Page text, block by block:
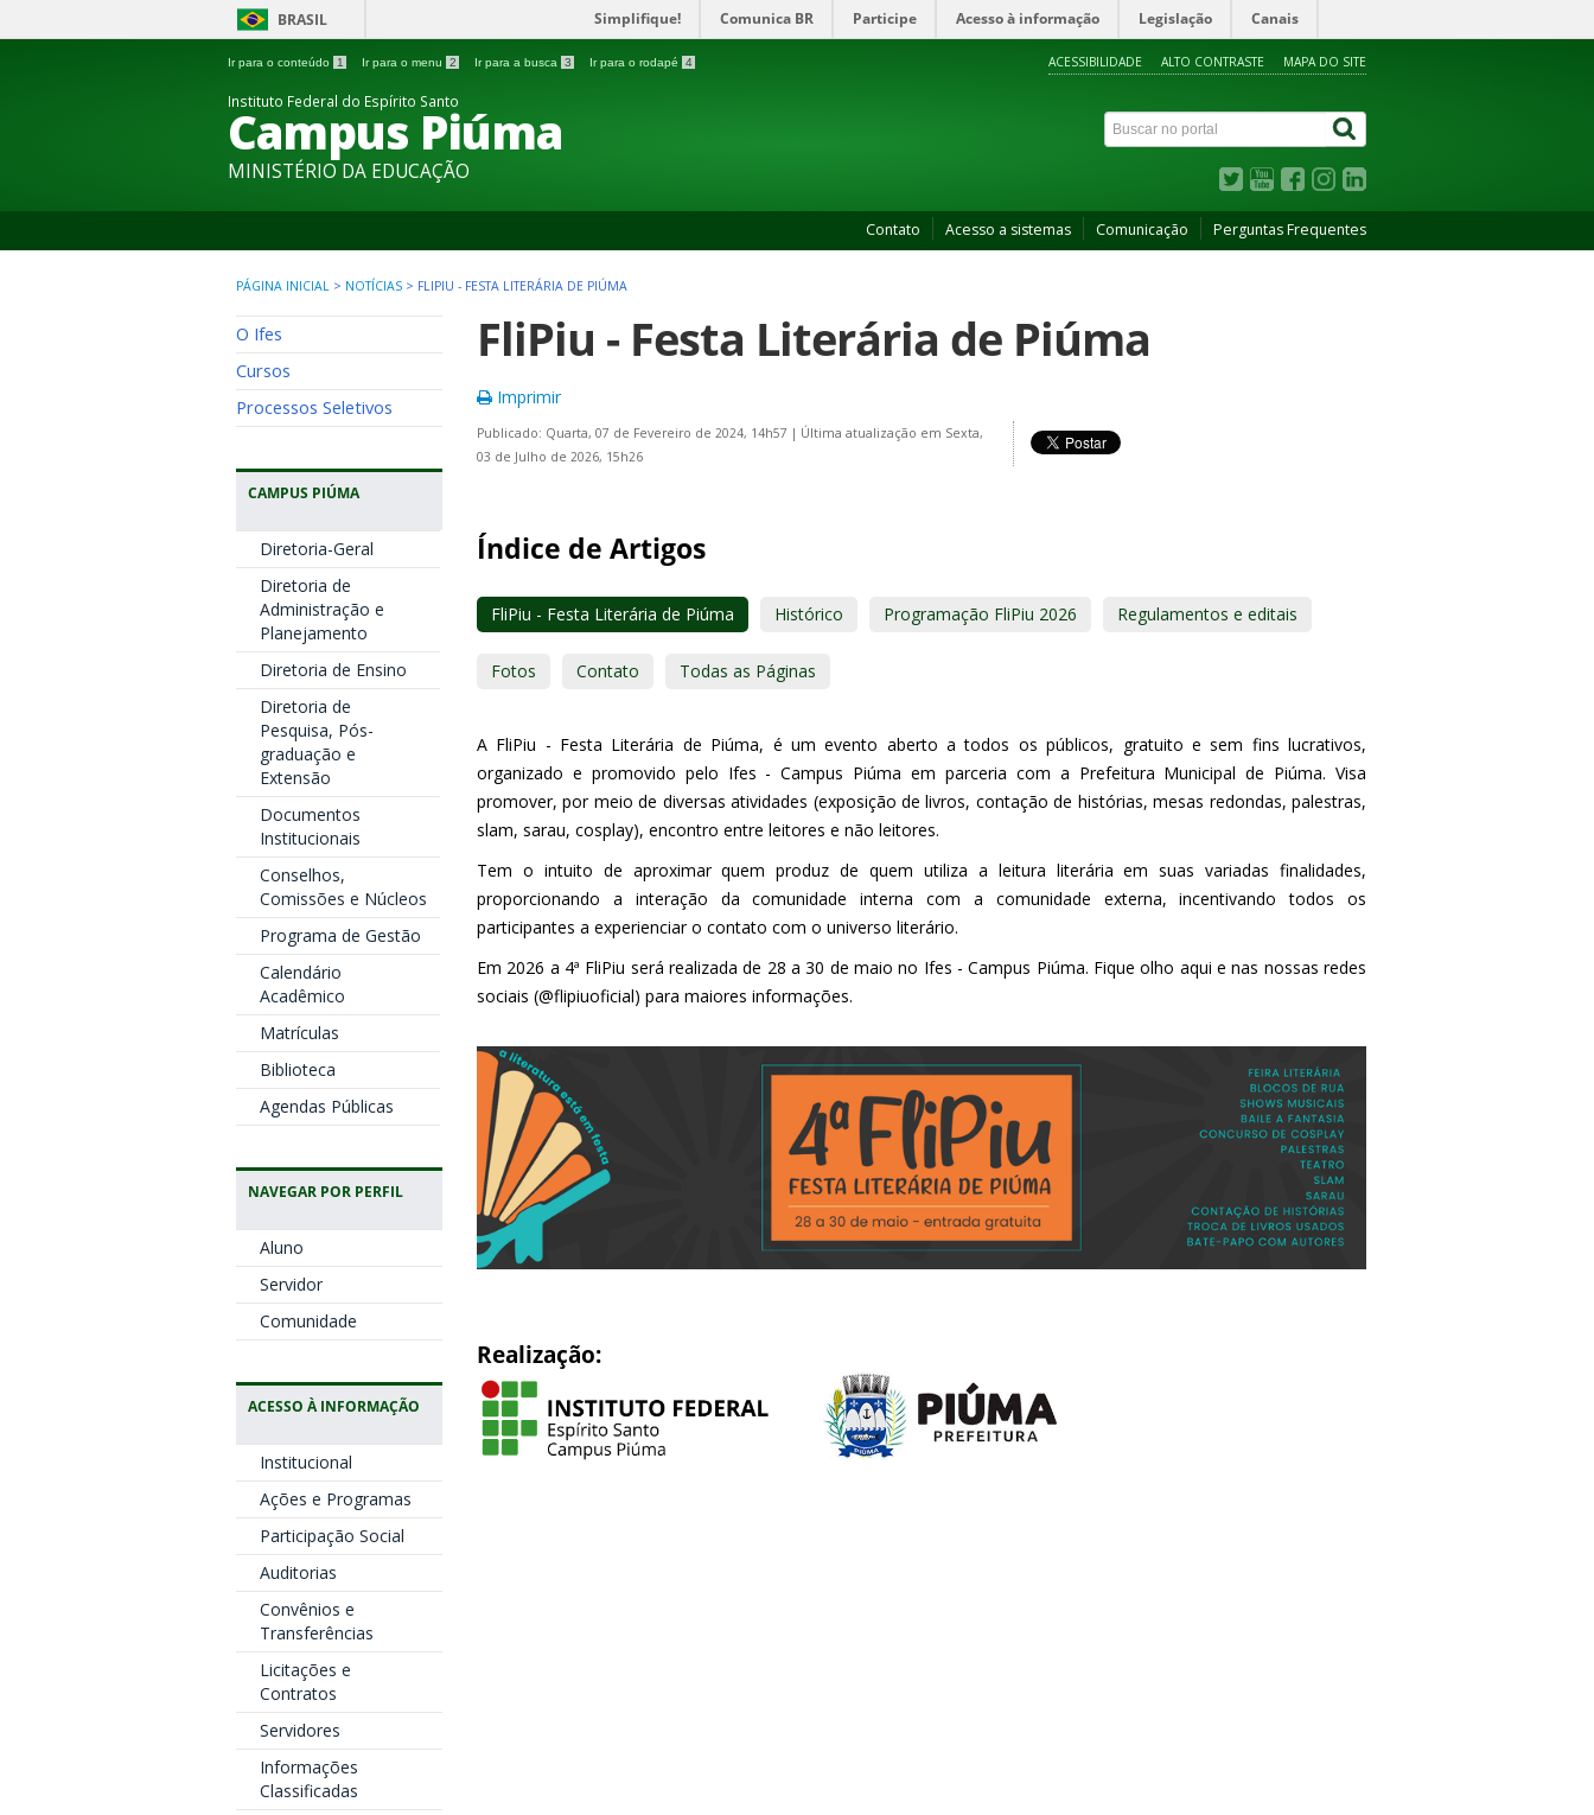
BRASIL Simplifique! Comunica BR Participe Acesso à informação Legislação Canais
Ir para o conteúdo 1 Ir para o menu 2 Ir para a busca 3 Ir para o rodapé 4 ACESSIBILIDADE ALTO CONTRASTE MAPA DO SITE
Instituto Federal do Espírito Santo
Campus Piúma
MINISTÉRIO DA EDUCAÇÃO
Contato Acesso a sistemas Comunicação Perguntas Frequentes
PÁGINA INICIAL > NOTÍCIAS > FLIPIU - FESTA LITERÁRIA DE PIÚMA
O Ifes
Cursos
Processos Seletivos
CAMPUS PIÚMA
Diretoria-Geral
Diretoria de
Administração e
Planejamento
Diretoria de Ensino
Diretoria de
Pesquisa, Pós-
graduação e
Extensão
Documentos
Institucionais
Conselhos,
Comissões e Núcleos
Programa de Gestão
Calendário
Acadêmico
Matrículas
Biblioteca
Agendas Públicas
NAVEGAR POR PERFIL
Aluno
Servidor
Comunidade
ACESSO À INFORMAÇÃO
Institucional
Ações e Programas
Participação Social
Auditorias
Convênios e
Transferências
Licitações e
Contratos
Servidores
Informações
Classificadas
FliPiu - Festa Literária de Piúma
Imprimir
Publicado: Quarta, 07 de Fevereiro de 2024, 14h57 | Última atualização em Sexta,
03 de Julho de 2026, 15h26
Índice de Artigos
FliPiu - Festa Literária de Piúma Histórico Programação FliPiu 2026 Regulamentos e editais
Fotos Contato Todas as Páginas
A FliPiu - Festa Literária de Piúma, é um evento aberto a todos os públicos, gratuito e sem fins lucrativos,
organizado e promovido pelo Ifes - Campus Piúma em parceria com a Prefeitura Municipal de Piúma. Visa
promover, por meio de diversas atividades (exposição de livros, contação de histórias, mesas redondas, palestras,
slam, sarau, cosplay), encontro entre leitores e não leitores.
Tem o intuito de aproximar quem produz de quem utiliza a leitura literária em suas variadas finalidades,
proporcionando a interação da comunidade interna com a comunidade externa, incentivando todos os
participantes a experienciar o contato com o universo literário.
Em 2026 a 4ª FliPiu será realizada de 28 a 30 de maio no Ifes - Campus Piúma. Fique olho aqui e nas nossas redes
sociais (@flipiuoficial) para maiores informações.
Realização: